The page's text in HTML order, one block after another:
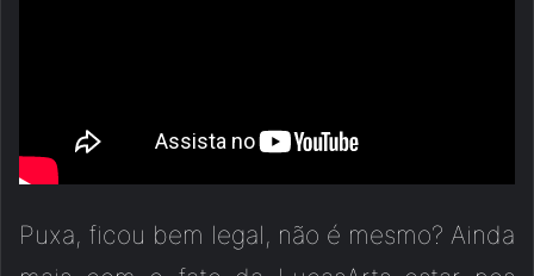
Puxa, ficou bem legal, não é mesmo? Ainda